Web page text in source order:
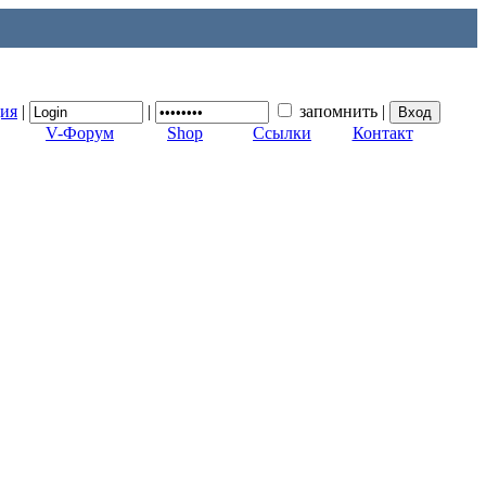
| | запомнить |
V-Форум
Shop Ссылки Контакт